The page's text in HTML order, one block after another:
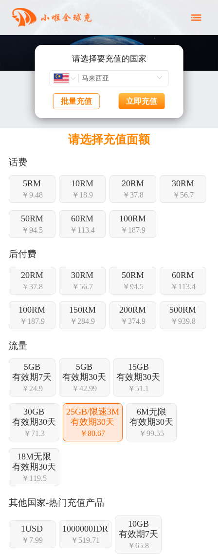
请选择要充值的国家
批量充值 立即充值
请选择充值面额
话费
5RM
￥9.48
10RM
￥18.9
20RM
￥37.8
30RM
￥56.7
50RM
￥94.5
60RM
￥113.4
100RM
￥187.9
后付费
20RM
￥37.8
30RM
￥56.7
50RM
￥94.5
60RM
￥113.4
100RM
￥187.9
150RM
￥284.9
200RM
￥374.9
500RM
￥939.8
流量
5GB
有效期7天
￥24.9
5GB
有效期30天
￥42.99
15GB
有效期30天
￥51.1
30GB
有效期30天
￥71.3
25GB/限速3M
有效期30天
￥80.67
6M无限
有效期30天
￥99.55
18M无限
有效期30天
￥119.5
其他国家-热门充值产品
1USD
￥7.99
1000000IDR
￥519.71
10GB
有效期7天
￥65.8